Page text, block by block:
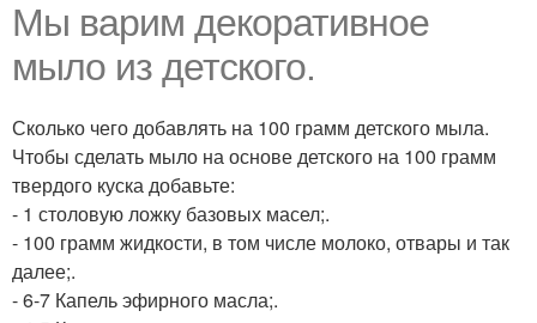
Мы варим декоративное
мыло из детского.
Сколько чего добавлять на 100 грамм детского мыла.
Чтобы сделать мыло на основе детского на 100 грамм
твердого куска добавьте:
- 1 столовую ложку базовых масел;.
- 100 грамм жидкости, в том числе молоко, отвары и так
далее;.
- 6-7 Капель эфирного масла;.